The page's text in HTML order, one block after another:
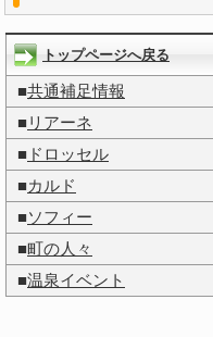
トップページへ戻る
■共通補足情報
■リアーネ
■ ドロッセル
■カルド
■ソフィー
■町の人々
■温泉イベント